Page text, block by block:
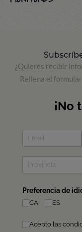
¿Quieres recibir
Rellena el